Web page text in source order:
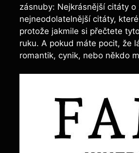
zásnuby: Nejkrásnější citáty
nejneodolatelnější citáty,
protože jakmile si přečtete
ruku. A pokud máte pocit, že
romantik, cynik, nebo někdo